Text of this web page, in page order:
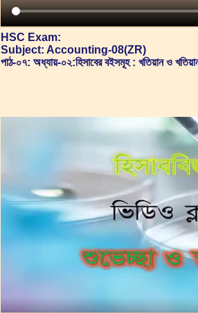
HSC Exam:
Subject: Accounting-08(ZR)
পাঠ-০৭: অধ্যায়-০২:হিসাবের বইসমূহ : খতিয়ান ও